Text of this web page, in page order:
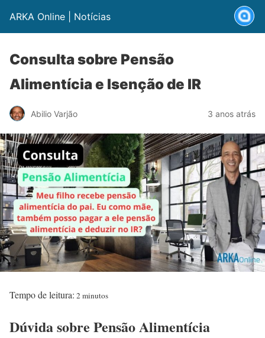
ARKA Online | Notícias
Consulta sobre Pensão
Alimentícia e Isenção de IR
Abilio Varjão 3 anos atrás
Tempo de leitura: 2 minutos
Dúvida sobre Pensão Alimentícia